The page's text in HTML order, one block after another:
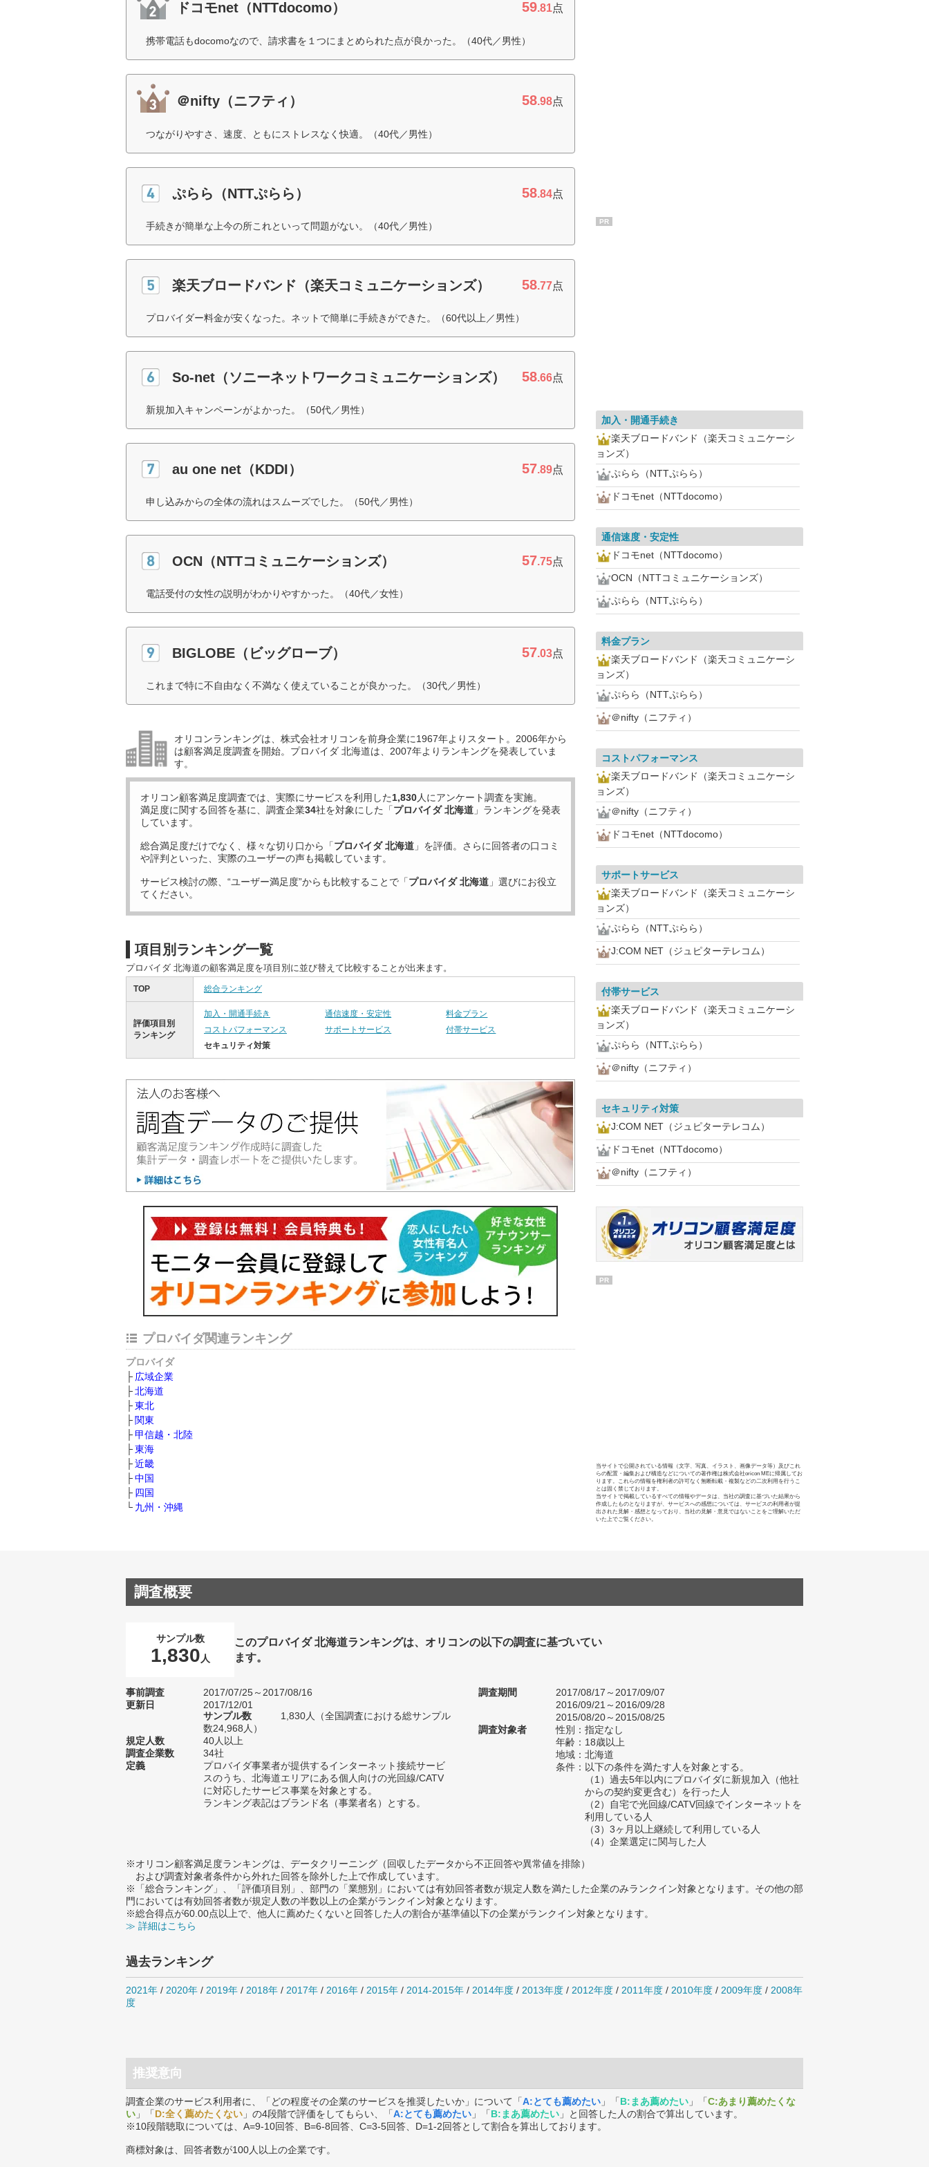
ドコモnet（NTTdocomo） 59.81点
携帯電話もdocomoなので、請求書を１つにまとめられた点が良かった。（40代／男性）
＠nifty（ニフティ） 58.98点
つながりやすさ、速度、ともにストレスなく快適。（40代／男性）
ぷらら（NTTぷらら） 58.84点
手続きが簡単な上今の所これといって問題がない。（40代／男性）
楽天ブロードバンド（楽天コミュニケーションズ） 58.77点
プロバイダー料金が安くなった。ネットで簡単に手続きができた。（60代以上／男性）
So-net（ソニーネットワークコミュニケーションズ） 58.66点
新規加入キャンペーンがよかった。（50代／男性）
au one net（KDDI） 57.89点
申し込みからの全体の流れはスムーズでした。（50代／男性）
OCN（NTTコミュニケーションズ） 57.75点
電話受付の女性の説明がわかりやすかった。（40代／女性）
BIGLOBE（ビッグローブ） 57.03点
これまで特に不自由なく不満なく使えていることが良かった。（30代／男性）
オリコンランキングは、株式会社オリコンを前身企業に1967年よりスタート。2006年から
は顧客満足度調査を開始。プロバイダ 北海道は、2007年よりランキングを発表していま
す。
オリコン顧客満足度調査では、実際にサービスを利用した1,830人にアンケート調査を実施。
満足度に関する回答を基に、調査企業34社を対象にした「プロバイダ 北海道 」ランキングを発表
しています。
総合満足度だけでなく、様々な切り口から「プロバイダ 北海道 」を評価。さらに回答者の口コミ
や評判といった、実際のユーザーの声も掲載しています。
サービス検討の際、“ユーザー満足度”からも比較することで「プロバイダ 北海道 」選びにお役立
てください。
項目別ランキング一覧
プロバイダ 北海道の顧客満足度を項目別に並び替えて比較することが出来ます。
TOP 総合ランキング
評価項目別
ランキング
加入・開通手続き 通信速度・安定性
料金プラン
コストパフォーマンス
サポートサービス
付帯サービス
セキュリティ対策
プロバイダ関連ランキング
プロバイダ
広域企業
北海道
東北
関東
甲信越・北陸
東海
近畿
中国
四国
九州・沖縄
PR
加入・開通手続き
楽天ブロードバンド（楽天コミュニケーシ
ョンズ）
ぷらら（NTTぷらら）
ドコモnet（NTTdocomo）
通信速度・安定性
ドコモnet（NTTdocomo）
OCN（NTTコミュニケーションズ）
ぷらら（NTTぷらら）
料金プラン
楽天ブロードバンド（楽天コミュニケーシ
ョンズ）
ぷらら（NTTぷらら）
＠nifty（ニフティ）
コストパフォーマンス
楽天ブロードバンド（楽天コミュニケーシ
ョンズ）
＠nifty（ニフティ）
ドコモnet（NTTdocomo）
サポートサービス
楽天ブロードバンド（楽天コミュニケーシ
ョンズ）
ぷらら（NTTぷらら）
J:COM NET（ジュピターテレコム）
付帯サービス
楽天ブロードバンド（楽天コミュニケーシ
ョンズ）
ぷらら（NTTぷらら）
＠nifty（ニフティ）
セキュリティ対策
J:COM NET（ジュピターテレコム）
ドコモnet（NTTdocomo）
＠nifty（ニフティ）
PR
当サイトで公開されている情報（文字、写真、イラスト、画像データ等）及びこれ
らの配置・編集および構造などについての著作権は株式会社oricon MEに帰属してお
ります。これらの情報を権利者の許可なく無断転載・複製などの二次利用を行うこ
とは固く禁じております。
当サイトで掲載しているすべての情報やデータは、当社の調査に基づいた結果から
作成したものとなりますが、サービスへの感想については、サービスの利用者が提
出された見解・感想となっており、当社の見解・意見ではないことをご理解いただ
いた上でご覧ください。
調査概要
サンプル数
1,830 人
このプロバイダ 北海道ランキングは、オリコンの以下の調査に基づいてい
ます。
事前調査
2017/07/25～2017/08/16
更新日
2017/12/01
サンプル数
1,830人（全国調査における総サンプル
数24,968人）
規定人数
40人以上
調査企業数
34社
定義
プロバイダ事業者が提供するインターネット接続サービ
スのうち、北海道エリアにある個人向けの光回線/CATV
に対応したサービス事業を対象とする。
ランキング表記はブランド名（事業者名）とする。
調査期間
2017/08/17～2017/09/07
2016/09/21～2016/09/28
2015/08/20～2015/08/25
調査対象者
性別：指定なし
年齢：18歳以上
地域：北海道
条件：以下の条件を満たす人を対象とする。
（1）過去5年以内にプロバイダに新規加入（他社
からの契約変更含む）を行った人
（2）自宅で光回線/CATV回線でインターネットを
利用している人
（3）3ヶ月以上継続して利用している人
（4）企業選定に関与した人
※オリコン顧客満足度ランキングは、データクリーニング（回収したデータから不正回答や異常値を排除）
および調査対象者条件から外れた回答を除外した上で作成しています。
※「総合ランキング」、「評価項目別」、部門の「業態別」においては有効回答者数が規定人数を満たした企業のみランクイン対象となります。その他の部
門においては有効回答者数が規定人数の半数以上の企業がランクイン対象となります。
※総合得点が60.00点以上で、他人に薦めたくないと回答した人の割合が基準値以下の企業がランクイン対象となります。
≫ 詳細はこちら
過去ランキング
2021年 / 2020年 / 2019年 / 2018年 / 2017年 / 2016年 / 2015年 / 2014-2015年 / 2014年度 / 2013年度 / 2012年度 / 2011年度 / 2010年度 / 2009年度 / 2008年
度
推奨意向
調査企業のサービス利用者に、「どの程度その企業のサービスを推奨したいか」について「A:とても薦めたい 」「B:まあ薦めたい 」「C:あまり薦めたくな
い 」「D:全く薦めたくない 」の4段階で評価をしてもらい、「A:とても薦めたい 」「B:まあ薦めたい 」と回答した人の割合で算出しています。
※10段階聴取については、A=9-10回答、B=6-8回答、C=3-5回答、D=1-2回答として割合を算出しております。
商標対象は、回答者数が100人以上の企業です。